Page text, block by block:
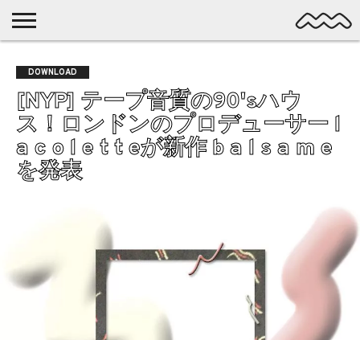
MUSIC
LATEST
POSTS
SPOTLIGHT
NYP
/ DL
DISCOVERY
ROCK
POP
ALTERNATIVE
ELECTRONIC
SSW
FOLK
PSYCH
DOWNLOAD
[NYP] テープ音質の90'sハウ
ス！ロンドンのプロデューサー l
a c o l e t t eが新作 b a l s a m e
を発表